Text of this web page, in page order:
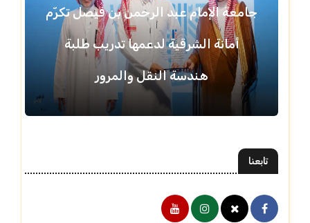
جامعة الإمام عبد الرحمن بن فيصل تكرّم
أمانة الشرقية لدعمها تدريب طلبة
هندسة النقل والمرور
تابعنا